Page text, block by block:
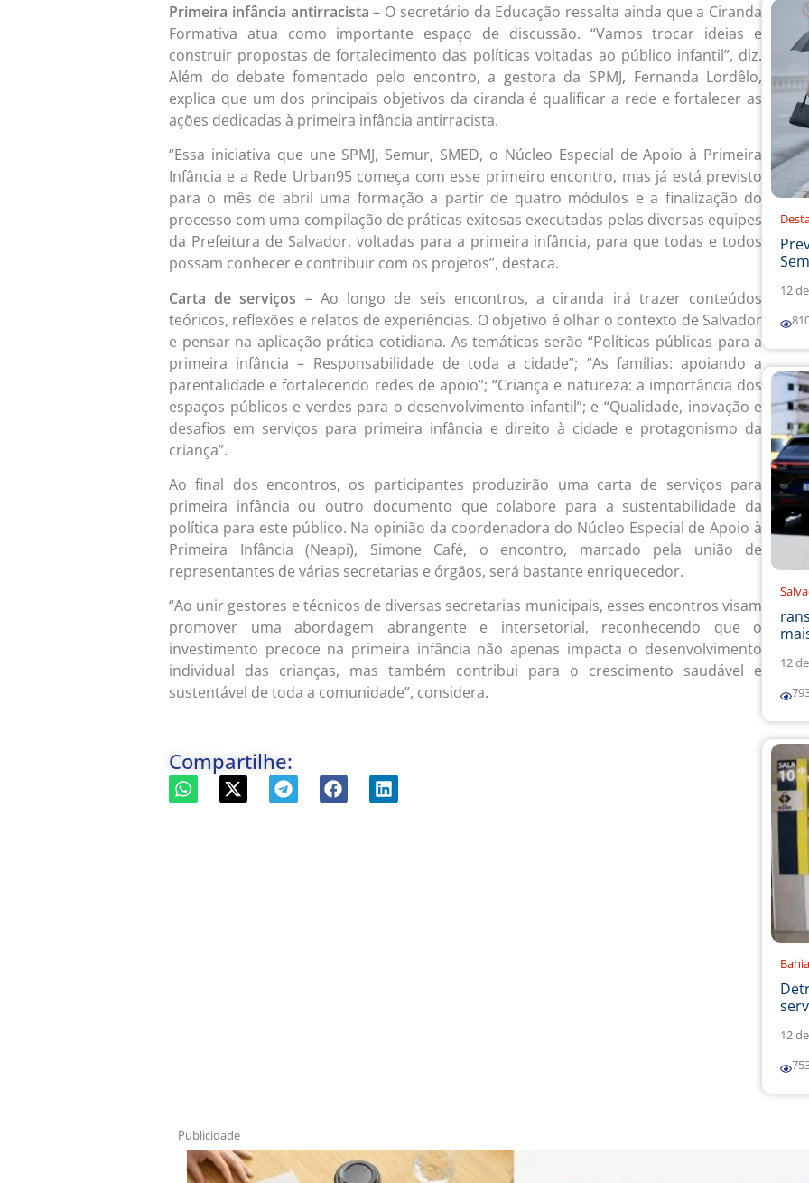
Primeira infância antirracista – O secretário da Educação ressalta ainda que a Ciranda
Formativa atua como importante espaço de discussão. “Vamos trocar ideias e
construir propostas de fortalecimento das políticas voltadas ao público infantil”, diz.
Além do debate fomentado pelo encontro, a gestora da SPMJ, Fernanda Lordêlo,
explica que um dos principais objetivos da ciranda é qualificar a rede e fortalecer as
ações dedicadas à primeira infância antirracista.
“Essa iniciativa que une SPMJ, Semur, SMED, o Núcleo Especial de Apoio à Primeira
Infância e a Rede Urban95 começa com esse primeiro encontro, mas já está previsto
para o mês de abril uma formação a partir de quatro módulos e a finalização do
processo com uma compilação de práticas exitosas executadas pelas diversas equipes
da Prefeitura de Salvador, voltadas para a primeira infância, para que todas e todos
possam conhecer e contribuir com os projetos”, destaca.
Carta de serviços – Ao longo de seis encontros, a ciranda irá trazer conteúdos
teóricos, reflexões e relatos de experiências. O objetivo é olhar o contexto de Salvador
e pensar na aplicação prática cotidiana. As temáticas serão “Políticas públicas para a
primeira infância – Responsabilidade de toda a cidade”; “As famílias: apoiando a
parentalidade e fortalecendo redes de apoio”; “Criança e natureza: a importância dos
espaços públicos e verdes para o desenvolvimento infantil”; e “Qualidade, inovação e
desafios em serviços para primeira infância e direito à cidade e protagonismo da
criança”.
Ao final dos encontros, os participantes produzirão uma carta de serviços para
primeira infância ou outro documento que colabore para a sustentabilidade da
política para este público. Na opinião da coordenadora do Núcleo Especial de Apoio à
Primeira Infância (Neapi), Simone Café, o encontro, marcado pela união de
representantes de várias secretarias e órgãos, será bastante enriquecedor.
“Ao unir gestores e técnicos de diversas secretarias municipais, esses encontros visam
promover uma abordagem abrangente e intersetorial, reconhecendo que o
investimento precoce na primeira infância não apenas impacta o desenvolvimento
individual das crianças, mas também contribui para o crescimento saudável e
sustentável de toda a comunidade”, considera.
Compartilhe:
12
12
12
Publicidade